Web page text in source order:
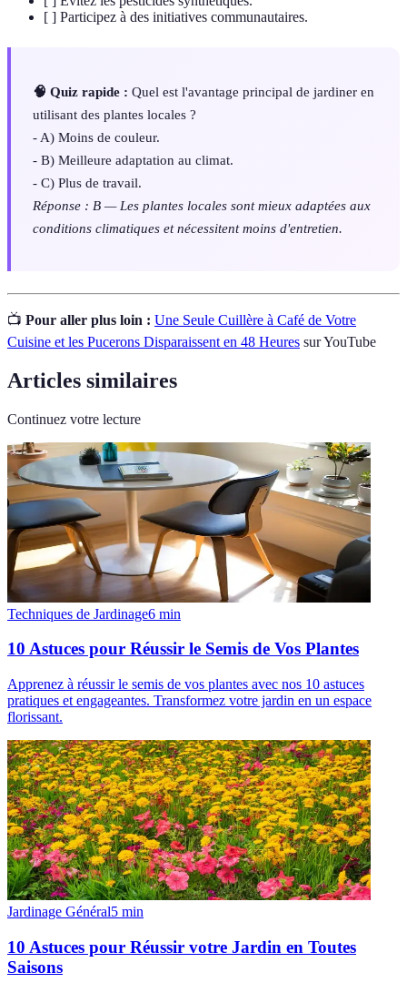
[ ] Participez à des initiatives communautaires.
🧠 Quiz rapide : Quel est l'avantage principal de jardiner en
utilisant des plantes locales ?
- A) Moins de couleur.
- B) Meilleure adaptation au climat.
- C) Plus de travail.
Réponse : B — Les plantes locales sont mieux adaptées aux
conditions climatiques et nécessitent moins d'entretien.
📺 Pour aller plus loin : Une Seule Cuillère à Café de Votre
Cuisine et les Pucerons Disparaissent en 48 Heures sur YouTube
Articles similaires
Continuez votre lecture
Techniques de Jardinage6 min
10 Astuces pour Réussir le Semis de Vos Plantes
Apprenez à réussir le semis de vos plantes avec nos 10 astuces
pratiques et engageantes. Transformez votre jardin en un espace
florissant.
Jardinage Général5 min
10 Astuces pour Réussir votre Jardin en Toutes
Saisons